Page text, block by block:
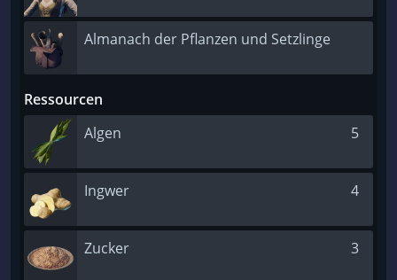
Almanach der Pflanzen und Setzlinge
Ressourcen
Algen
5
Ingwer 4
Zucker 3